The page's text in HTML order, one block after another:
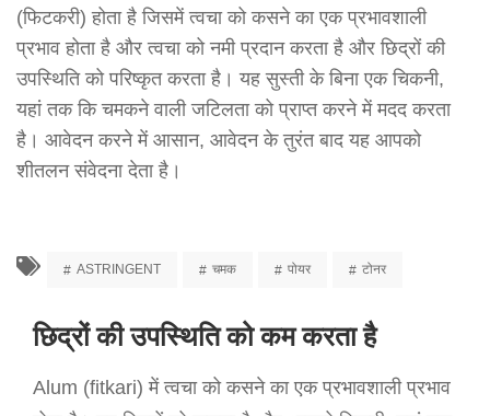
(फिटकरी) होता है जिसमें त्वचा को कसने का एक प्रभावशाली
प्रभाव होता है और त्वचा को नमी प्रदान करता है और छिद्रों की
उपस्थिति को परिष्कृत करता है। यह सुस्ती के बिना एक चिकनी,
यहां तक कि चमकने वाली जटिलता को प्राप्त करने में मदद करता
है। आवेदन करने में आसान, आवेदन के तुरंत बाद यह आपको
शीतलन संवेदना देता है।
ASTRINGENT चमक पोयर टोनर
छिद्रों की उपस्थिति को कम करता है
Alum (fitkari) में त्वचा को कसने का एक प्रभावशाली प्रभाव